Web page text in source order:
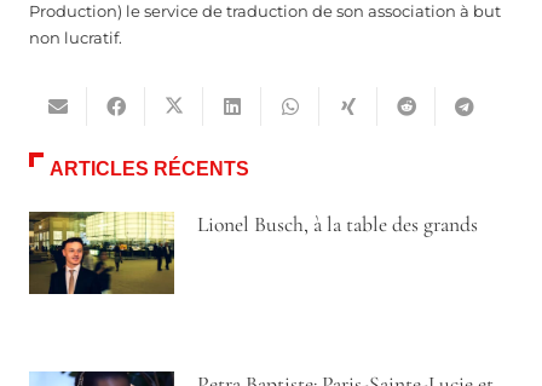
Production) le service de traduction de son association à but
non lucratif.
ARTICLES RÉCENTS
Lionel Busch, à la table des grands